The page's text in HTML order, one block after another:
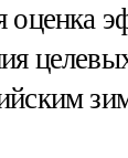
оценка